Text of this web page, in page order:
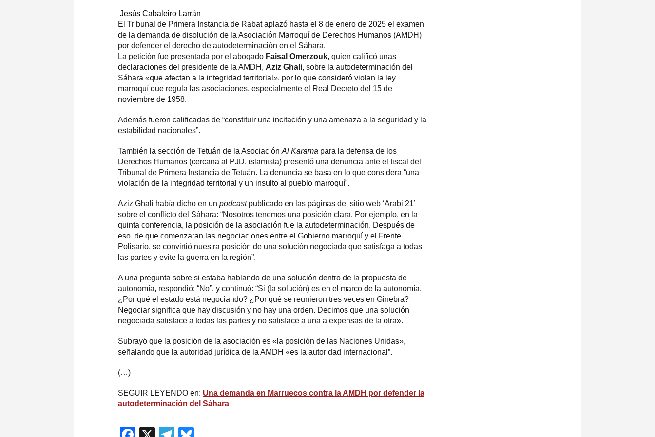
Jesús Cabaleiro Larrán
El Tribunal de Primera Instancia de Rabat aplazó hasta el 8 de enero de 2025 el examen
de la demanda de disolución de la Asociación Marroquí de Derechos Humanos (AMDH)
por defender el derecho de autodeterminación en el Sáhara.
La petición fue presentada por el abogado Faisal Omerzouk, quien calificó unas
declaraciones del presidente de la AMDH, Aziz Ghali, sobre la autodeterminación del
Sáhara «que afectan a la integridad territorial», por lo que consideró violan la ley
marroquí que regula las asociaciones, especialmente el Real Decreto del 15 de
noviembre de 1958.
Además fueron calificadas de “constituir una incitación y una amenaza a la seguridad y la
estabilidad nacionales”.
También la sección de Tetuán de la Asociación Al Karama para la defensa de los
Derechos Humanos (cercana al PJD, islamista) presentó una denuncia ante el fiscal del
Tribunal de Primera Instancia de Tetuán. La denuncia se basa en lo que considera “una
violación de la integridad territorial y un insulto al pueblo marroquí”.
Aziz Ghali había dicho en un podcastpublicado en las páginas del sitio web ‘Arabi 21’
sobre el conflicto del Sáhara: “Nosotros tenemos una posición clara. Por ejemplo, en la
quinta conferencia, la posición de la asociación fue la autodeterminación. Después de
eso, de que comenzaran las negociaciones entre el Gobierno marroquí y el Frente
Polisario, se convirtió nuestra posición de una solución negociada que satisfaga a todas
las partes y evite la guerra en la región”.
A una pregunta sobre si estaba hablando de una solución dentro de la propuesta de
autonomía, respondió: “No”, y continuó: “Si (la solución) es en el marco de la autonomía,
¿Por qué el estado está negociando? ¿Por qué se reunieron tres veces en Ginebra?
Negociar significa que hay discusión y no hay una orden. Decimos que una solución
negociada satisface a todas las partes y no satisface a una a expensas de la otra».
Subrayó que la posición de la asociación es «la posición de las Naciones Unidas»,
señalando que la autoridad jurídica de la AMDH «es la autoridad internacional”.
(…)
SEGUIR LEYENDO en: Una demanda en Marruecos contra la AMDH por defender la
autodeterminación del Sáhara